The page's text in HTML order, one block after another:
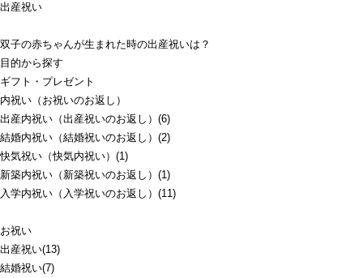
出産祝い
双子の赤ちゃんが生まれた時の出産祝いは？
目的から探す
ギフト・プレゼント
内祝い（お祝いのお返し）
出産内祝い（出産祝いのお返し）(6)
結婚内祝い（結婚祝いのお返し）(2)
快気祝い（快気内祝い）(1)
新築内祝い（新築祝いのお返し）(1)
入学内祝い（入学祝いのお返し）(11)
お祝い
出産祝い(13)
結婚祝い(7)